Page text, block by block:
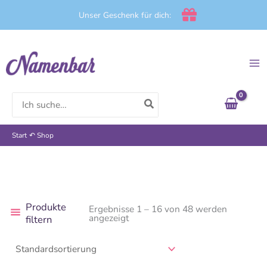
springen
Unser Geschenk für dich:
Search
for:
Start Shop
Produkte
filtern
Ergebnisse 1 – 16 von 48 werden
angezeigt